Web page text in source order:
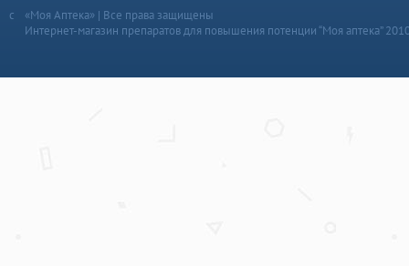
«Моя Аптека» | Все права защищены
Интернет-магазин препаратов для повышения потенции “Моя аптека”